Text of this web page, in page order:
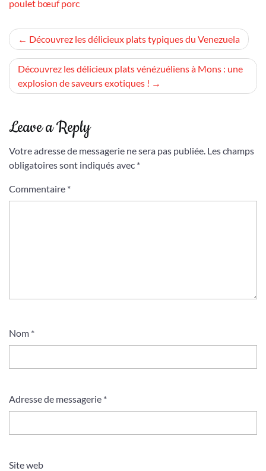
poulet bœuf porc
Navigation
de
l’article
Découvrez les délicieux plats typiques du Venezuela
Découvrez les délicieux plats vénézuéliens à Mons : une
explosion de saveurs exotiques !
Leave a Reply
Votre adresse de messagerie ne sera pas publiée. Les champs
obligatoires sont indiqués avec *
Commentaire *
Nom *
Adresse de messagerie *
Site web